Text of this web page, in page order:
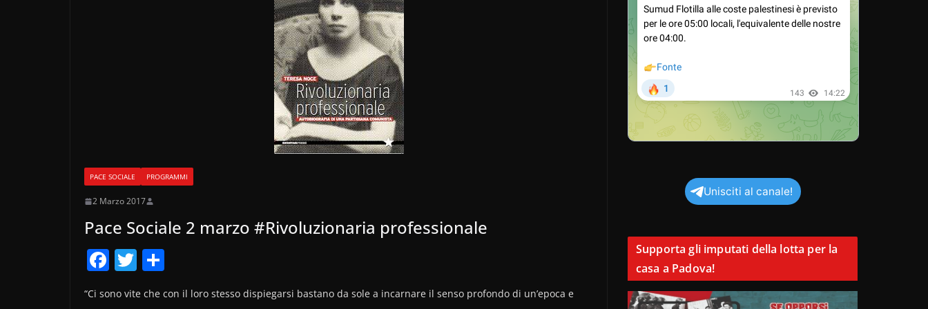
PACE SOCIALE PROGRAMMI
2 Marzo 2017
Pace Sociale 2 marzo #Rivoluzionaria professionale
F T
w
“Ci sono vite che con il loro stesso dispiegarsi bastano da sole a incarnare il senso profondo di un’epoca e
Unisciti al canale!
Supporta gli imputati della lotta per la
casa a Padova!